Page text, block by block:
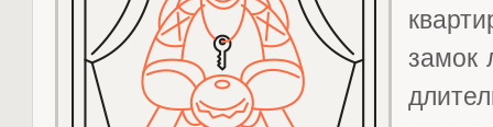
замок